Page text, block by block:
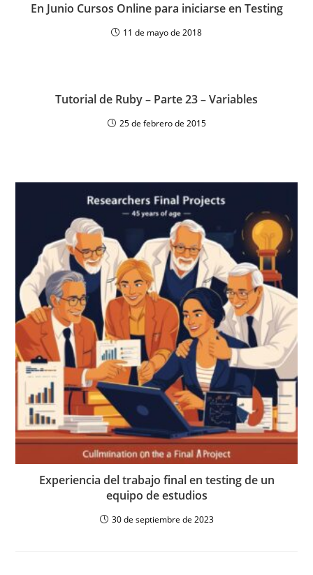
En Junio Cursos Online para iniciarse en Testing
11 de mayo de 2018
Tutorial de Ruby – Parte 23 – Variables
25 de febrero de 2015
Experiencia del trabajo final en testing de un
equipo de estudios
30 de septiembre de 2023